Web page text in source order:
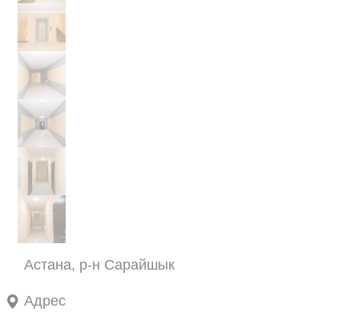
Астана, р-н Сарайшык
Адрес